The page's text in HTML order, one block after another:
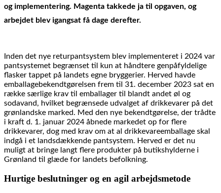
og implementering. Magenta takkede ja til opgaven, og
arbejdet blev igangsat få dage derefter.
Inden det nye returpantsystem blev implementeret i 2024 var
pantsystemet begrænset til kun at håndtere genpåfyldelige
flasker tappet på landets egne bryggerier. Herved havde
emballagebekendtgørelsen frem til 31. december 2023 sat en
række særlige krav til emballager til blandt andet øl og
sodavand, hvilket begrænsede udvalget af drikkevarer på det
grønlandske marked. Med den nye bekendtgørelse, der trådte
i kraft d. 1. januar 2024 åbnede markedet op for flere
drikkevarer, dog med krav om at al drikkevareemballage skal
indgå i et landsdækkende pantsystem. Herved er det nu
muligt at bringe langt flere produkter på butikshylderne i
Grønland til glæde for landets befolkning.
Hurtige beslutninger og en agil arbejdsmetode